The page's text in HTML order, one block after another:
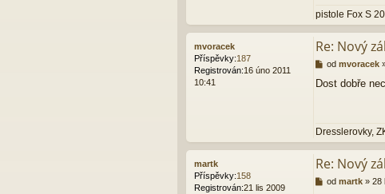
pistole Fox S
mvoracek
Příspěvky:187
Registrován:16 úno 2011
10:41
Re: Nový
P
í
v
od mvoracek
Dost dobře
Dresslerovky,
martk
Příspěvky:158
Registrován:21 lis 2009
Re: Nový
Pod martk » 28